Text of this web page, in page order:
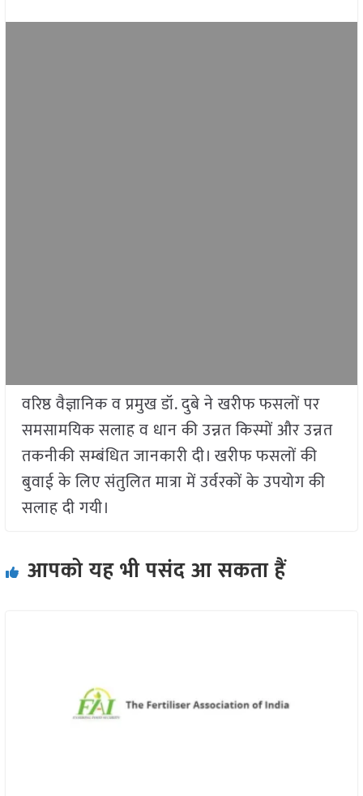
वरिष्ठ वैज्ञानिक व प्रमुख डॉ. दुबे ने खरीफ फसलों पर
समसामयिक सलाह व धान की उन्नत किस्मों और उन्नत
तकनीकी सम्बंधित जानकारी दी। खरीफ फसलों की
बुवाई के लिए संतुलित मात्रा में उर्वरकों के उपयोग की
सलाह दी गयी।
आपको यह भी पसंद आ सकता हैं